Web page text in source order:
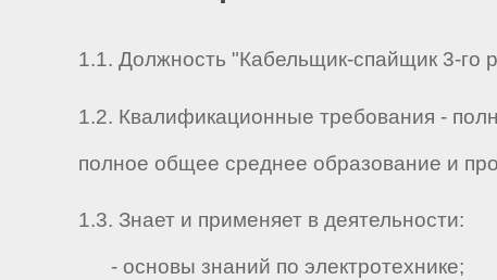
1.1. Должность "Кабельщик-спайщик 3-го
1.2. Квалификационные требования -
полное общее среднее образование и
1.3. Знает и применяет в деятельности:
- основы знаний по электротехнике;